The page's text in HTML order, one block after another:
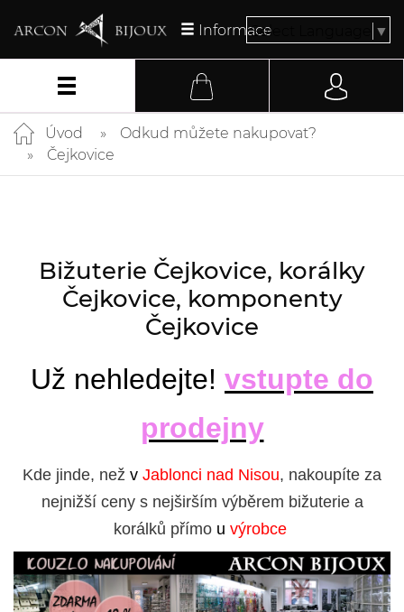
InformaceSelect Language ▼
Úvod
Odkud můžete nakupovat?
Čejkovice
Bižuterie Čejkovice, korálky
Čejkovice, komponenty
Čejkovice
Už nehledejte! vstupte do
prodejny
Kde jinde, než v Jablonci nad Nisou, nakoupíte za
nejnižší ceny s nejširším výběrem bižuterie a
korálků přímo u výrobce